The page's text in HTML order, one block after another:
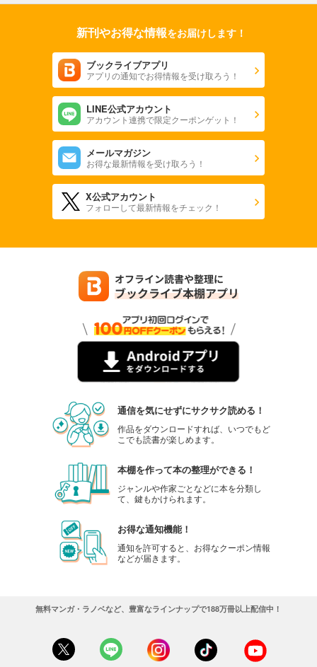
新刊やお得な情報をお届けします！
ブックライブアプリ
アプリの通知でお得情報を受け取ろう！
LINE公式アカウント
アカウント連携で限定クーポンゲット！
メールマガジン
お得な最新情報を受け取ろう！
X公式アカウント
フォローして最新情報をチェック！
通信を気にせずにサクサク読める！
作品をダウンロードすれば、いつでもど
こでも読書が楽しめます。
本棚を作って本の整理ができる！
ジャンルや作家ごとなどに本を分類し
て、鍵もかけられます。
お得な通知機能！
通知を許可すると、お得なクーポン情報
などが届きます。
無料マンガ・ラノベなど、豊富なラインナップで188万冊以上配信中！